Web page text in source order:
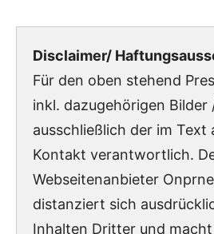
Disclaimer/
Für den oben stehend
inkl. dazugehörigen Bilder
ausschließlich der im Text
Kontakt verantwortlich.
Webseitenanbieter
distanziert sich
Inhalten Dritter und